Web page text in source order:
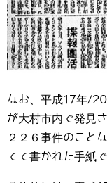
なお、平成17年/
が大村市内で発見
２２６事件のこと
てて書かれた手紙